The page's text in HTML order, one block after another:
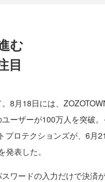
む
目
8月18日には、
ーザーが100万人を突破
ロテクションズが、6月
表した。
ワードの入力だけで決済